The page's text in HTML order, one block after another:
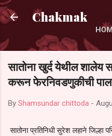
Skip to
Chakmak
सातोना खुर्द येथील शालेय
करून फेरनिवडणुकीची
By Shamsundar chittoda -
सातोना प्रतिनिधी सुरेश लहाने जिल्हा